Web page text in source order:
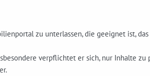
zu unterlassen, die geeignet ist,
verpflichtet er sich, nur Inhalte zu